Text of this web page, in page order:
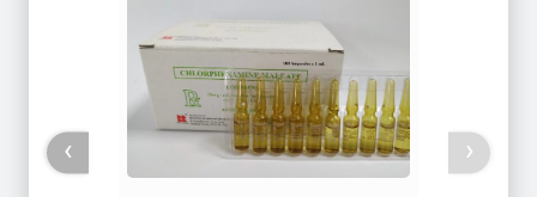
‹
›